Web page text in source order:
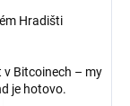
Hradišti
v Bitcoinech – my
je hotovo.